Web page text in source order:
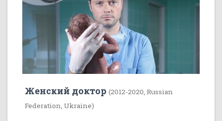
Женский доктор (2012-2020, Russian
Federation, Ukraine)